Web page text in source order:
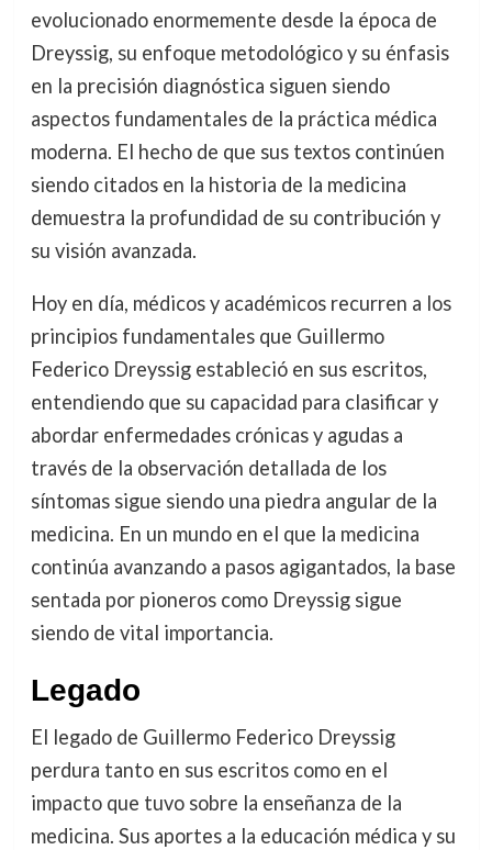
evolucionado enormemente desde la época de
Dreyssig, su enfoque metodológico y su énfasis
en la precisión diagnóstica siguen siendo
aspectos fundamentales de la práctica médica
moderna. El hecho de que sus textos continúen
siendo citados en la historia de la medicina
demuestra la profundidad de su contribución y
su visión avanzada.
Hoy en día, médicos y académicos recurren a los
principios fundamentales que Guillermo
Federico Dreyssig estableció en sus escritos,
entendiendo que su capacidad para clasificar y
abordar enfermedades crónicas y agudas a
través de la observación detallada de los
síntomas sigue siendo una piedra angular de la
medicina. En un mundo en el que la medicina
continúa avanzando a pasos agigantados, la base
sentada por pioneros como Dreyssig sigue
siendo de vital importancia.
Legado
El legado de Guillermo Federico Dreyssig
perdura tanto en sus escritos como en el
impacto que tuvo sobre la enseñanza de la
medicina. Sus aportes a la educación médica y su